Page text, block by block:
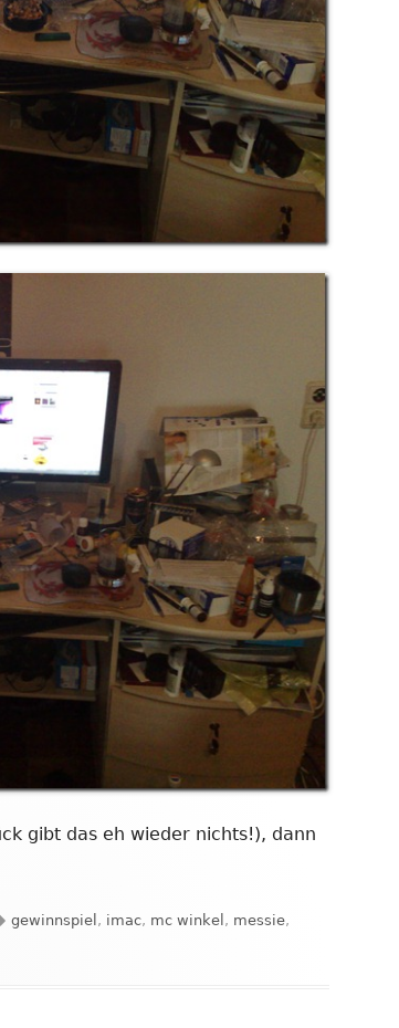
gibt das eh wieder nichts!), dann
Schlagwörter
gewinnspiel , imac, mc winkel , messie,
Schreibtisch- Gewinnspiel